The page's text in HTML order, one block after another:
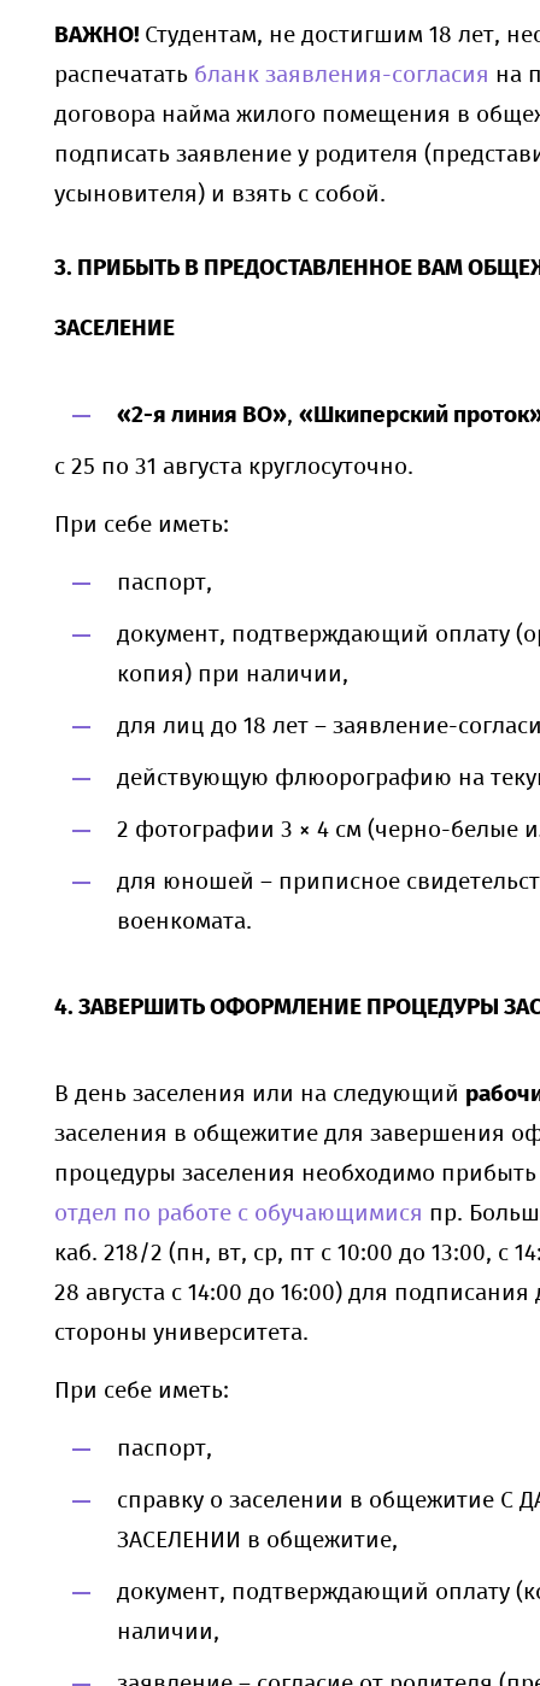
ВАЖНО! Студентам, не достигшим 18 лет,
распечатать бланк заявления-согласия на
договора найма жилого помещения в
подписать заявление у родителя
усыновителя) и взять с собой.
3. ПРИБЫТЬ В ПРЕДОСТАВЛЕННОЕ ВАМ
ЗАСЕЛЕНИЕ
«2-я линия ВО», «Шкиперский
с 25 по 31 августа круглосуточно.
При себе иметь:
паспорт,
документ, подтверждающий оплату
копия) при наличии,
для лиц до 18 лет – заявление-
действующую флюорографию на
2 фотографии 3 × 4 см (черно-белые
для юношей – приписное
военкомата.
4. ЗАВЕРШИТЬ ОФОРМЛЕНИЕ ПРОЦЕДУРЫ
В день заселения или на следующий
заселения в общежитие для завершения
процедуры заселения необходимо
отдел по работе с обучающимися пр.
каб. 218/2 (пн, вт, ср, пт с 10:00 до 13:00, с
28 августа с 14:00 до 16:00) для подписания
стороны университета.
При себе иметь:
паспорт,
справку о заселении в общежитие С
ЗАСЕЛЕНИИ в общежитие,
документ, подтверждающий оплату
наличии,